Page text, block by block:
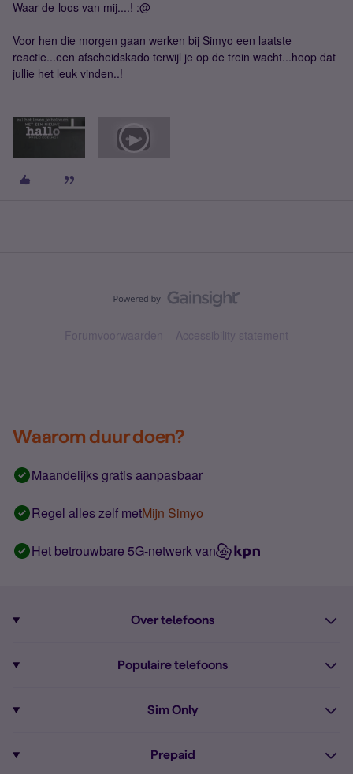
Waar-de-loos van mij....! :@
Voor hen die morgen gaan werken bij Simyo een laatste
reactie...een afscheidskado terwijl je op de trein wacht...hoop dat
jullie het leuk vinden..!
Forumvoorwaarden Accessibility statement
Waarom duur doen?
Maandelijks gratis aanpasbaar
Regel alles zelf metMijn Simyo
Het betrouwbare 5G-netwerk van
Over telefoons
Alle telefoons
Populaire telefoons
iPhone 16
Sim Only
Prepaid